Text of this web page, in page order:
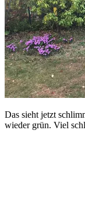
Das sieht jetzt
wieder grün. Viel